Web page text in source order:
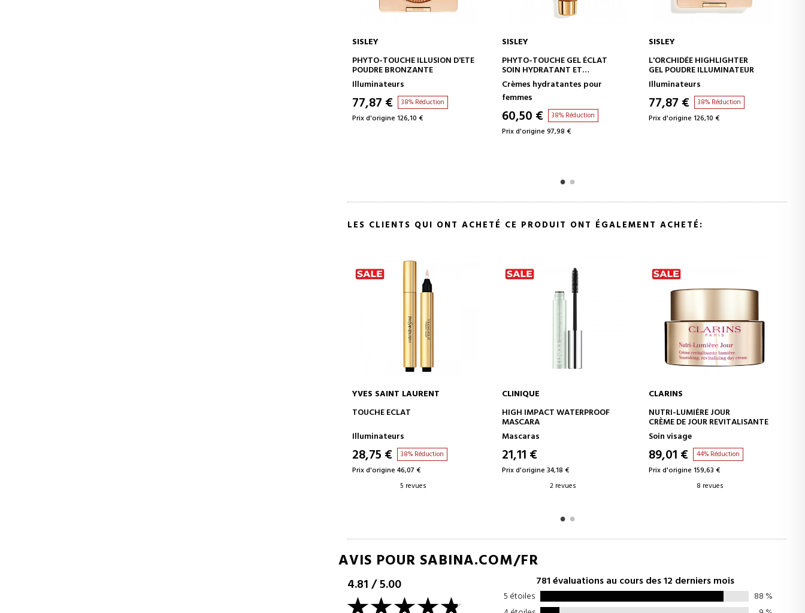
AJOUTER AU PANIER
SISLEY
PHYTO-TOUCHE GEL ÉCLAT
SOIN HYDRATANT ET
PROTECTEUR AVEC MAQUILLAGE
Crèmes hydratantes pour
femmes
60,50 € 38% Réduction
AJOUTER AU PANIER
SISLEY
L'ORCHIDÉE HIGHLIGHTER
GEL POUDRE ILLUMINATEUR
Illuminateurs
77,87 €
Prix d'origine 126,10 €
AJOUTER AU PANIER
YVES SAINT LAURENT
LOVENUDE LIP BLUSHER
BAUME FLOUTANT EFFET
SECONDE PEAU
Rouges à Lèvres
31,38 € 36% Réduction
Prix d'origine 48,78 €
LES CLIENTS QUI ONT ACHETÉ CE PRODUIT ONT ÉGALEMENT ACHETÉ:
AJOUTER AU PANIER
CLINIQUE
HIGH IMPACT WATERPROOF
Mascaras
21,11 €
Prix d'origine 34,18 €
2 revues
AJOUTER AU PANIER
CLARINS
NUTRI-LUMIÈRE JOUR
CRÈME DE JOUR REVITALISANTE
Soin visage
89,01 €
Prix d'origine 159,63 €
8 revues
AJOUTER AU PANIER
NATURA BISSÉ
ESSENTIAL SHOCK INTENSE LIP &
EYE CREAM SPF15
Soin yeux
39,60 € 20% Réduction
Prix d'origine 49,50 €
9 revues
AVIS POUR SABINA.COM/FR
4.81/5.00 781 évaluations au cours des 12 derniers mois
5 étoiles 88 %